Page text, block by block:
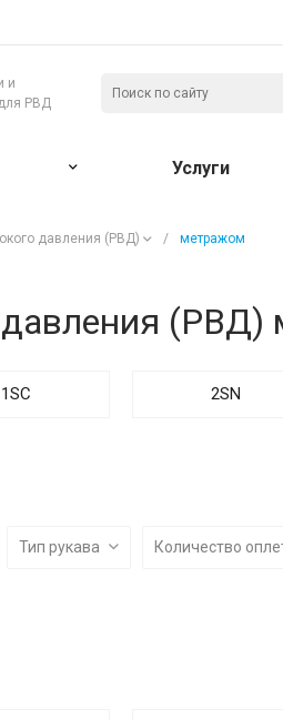
и
РВД
Услуги
давления (РВД) / метражом
давления (РВД)
1SC 2SN
Тип рукава Количество